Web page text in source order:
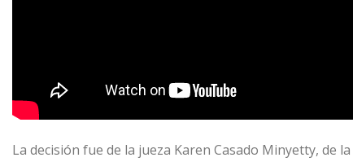
La decisión fue de la jueza Karen Casado Minyetty, de